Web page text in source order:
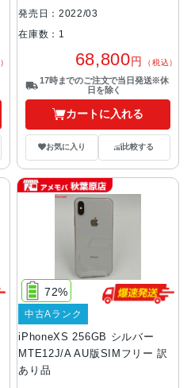
発売日：2022/03
在庫数：1
68,800円 （税込）
17時までのご注文で当日発送※休
日を除く
カートに入れる
お気に入り 比較する
iPhoneXS 256GB シルバー
MTE12J/A AU版SIMフリー 訳
あり品
72%
中古Aランク